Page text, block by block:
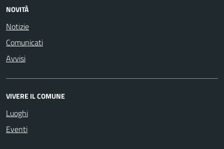
NOVITÀ
Notizie
Comunicati
Avvisi
VIVERE IL COMUNE
Luoghi
Eventi